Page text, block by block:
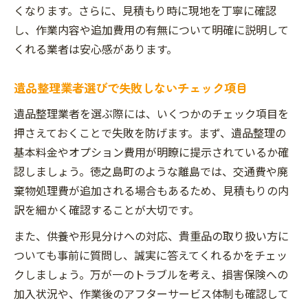
くなります。さらに、見積もり時に現地を丁寧に確認
し、作業内容や追加費用の有無について明確に説明して
くれる業者は安心感があります。
遺品整理業者選びで失敗しないチェック項目
遺品整理業者を選ぶ際には、いくつかのチェック項目を
押さえておくことで失敗を防げます。まず、遺品整理の
基本料金やオプション費用が明瞭に提示されているか確
認しましょう。徳之島町のような離島では、交通費や廃
棄物処理費が追加される場合もあるため、見積もりの内
訳を細かく確認することが大切です。
また、供養や形見分けへの対応、貴重品の取り扱い方に
ついても事前に質問し、誠実に答えてくれるかをチェッ
クしましょう。万が一のトラブルを考え、損害保険への
加入状況や、作業後のアフターサービス体制も確認して